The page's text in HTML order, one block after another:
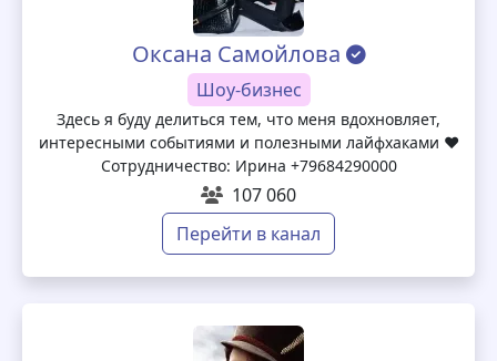
Оксана Самойлова
Шоу-бизнес
Здесь я буду делиться тем, что меня вдохновляет,
интересными событиями и полезными лайфхаками ♥️
Сотрудничество: Ирина +79684290000
107 060
Перейти в канал